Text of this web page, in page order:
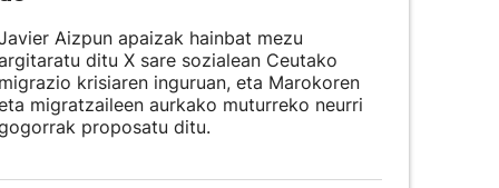
Aizpun apaizak hainbat mezu
ditu X sare sozialean Ceutako
krisiaren inguruan, eta Marokoren
migratzaileen aurkako muturreko neurri
proposatu ditu.